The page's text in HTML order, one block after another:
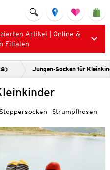
Artikel | Online &
Filialen
Jungen-Socken für
Stoppersocken Strumpfhosen